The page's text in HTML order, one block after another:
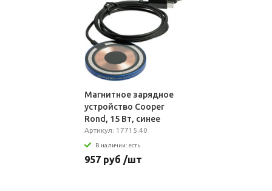
Магнитное зарядное
устройство Cooper
Rond, 15 Вт, синее
Артикул: 17715.40
В наличии: есть
957 руб /шт